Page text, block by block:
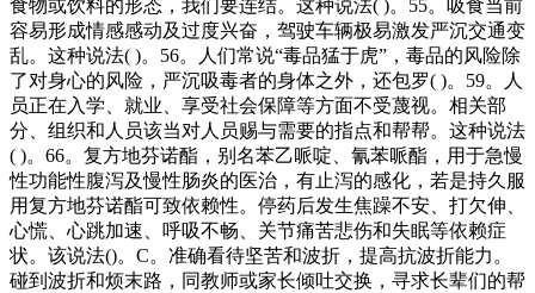
食物或饮料的形态，我们要连结。这种说法( )。55。吸食当前
容易形成情感感动及过度兴奋，驾驶车辆极易激发严沉交通变
乱。这种说法( )。56。人们常说“毒品猛于虎”，毒品的风险除
了对身心的风险，严沉吸毒者的身体之外，还包罗( )。59。人
员正在入学、就业、享受社会保障等方面不受蔑视。相关部
分、组织和人员该当对人员赐与需要的指点和帮帮。这种说法
( )。66。复方地芬诺酯，别名苯乙哌啶、氰苯哌酯，用于急慢
性功能性腹泻及慢性肠炎的医治，有止泻的感化，若是持久服
用复方地芬诺酯可致依赖性。停药后发生焦躁不安、打欠伸、
心慌、心跳加速、呼吸不畅、关节痛苦悲伤和失眠等依赖症
状。该说法()。C。准确看待坚苦和波折，提高抗波折能力。
碰到波折和烦末路，同教师或家长倾吐交换，寻求长辈们的帮